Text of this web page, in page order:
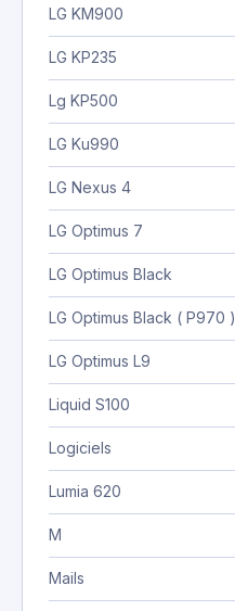
LG KM900
LG KP235
Lg KP500
LG Ku990
LG Nexus 4
LG Optimus 7
LG Optimus Black
LG Optimus Black ( P970 )
LG Optimus L9
Liquid S100
Logiciels
Lumia 620
M
Mails